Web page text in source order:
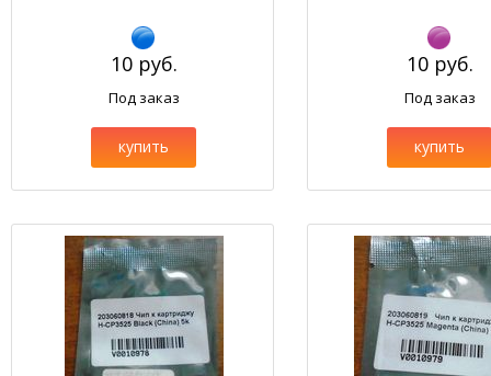
10 руб.
Под заказ
купить
10 руб.
Под заказ
купить